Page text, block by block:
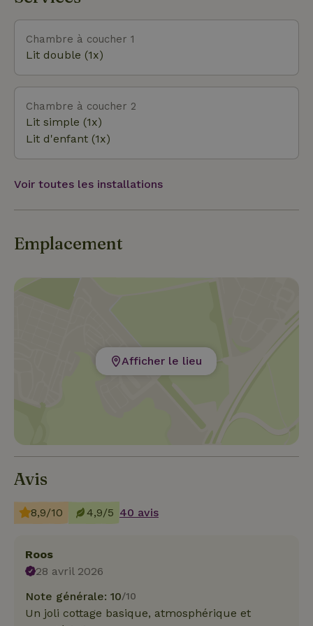
nombreuses commodités. La mer des Wadden se
trouve à environ 15 km, au Cap Nord, le point le
plus septentrional des Pays-Bas. Ici, tu as une vue
sur les vasières et l'eau avec le ciel infini au-dessus.
Les promenades dans les Wadden peuvent se faire
à partir de Noordpolderzijl avec un guide. Mais il est
également possible de se promener sur les marais
salants. Fais l'expérience des vasières ! Il existe de
nombreuses pistes cyclables dans le nord. Navigue
à travers les marais et profite du paysage tranquille
Chambre à coucher 1
Lit double (1x)
Chambre à coucher 2
Lit simple (1x)
Lit d'enfant (1x)
Voir toutes les installations
Emplacement
Afficher le lieu
Avis
8,9/10 4,9/5 40 avis
Roos
28 avril 2026
Note générale: 10/10
Un joli cottage basique, atmosphérique et